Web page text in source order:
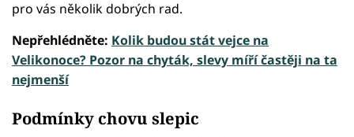
pro vás několik dobrých rad.
Nepřehlédněte: Kolik budou stát vejce na
Velikonoce? Pozor na chyták, slevy míří častěji na ta
nejmenší
Podmínky chovu slepic